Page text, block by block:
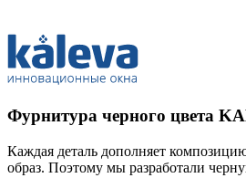
Фурнитура черного цвета
Каждая деталь дополняет
образ. Поэтому мы разработали